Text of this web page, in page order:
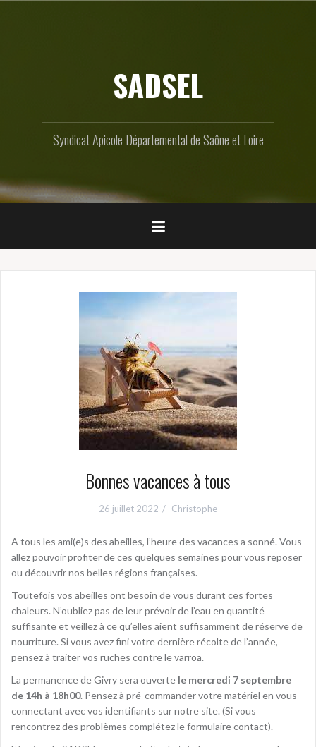
SADSEL
Syndicat Apicole Départemental de Saône et Loire
Bonnes vacances à tous
26 juillet 2022 Christophe
A tous les ami(e)s des abeilles, l’heure des vacances a sonné. Vous
allez pouvoir profiter de ces quelques semaines pour vous reposer
ou découvrir nos belles régions françaises.
Toutefois vos abeilles ont besoin de vous durant ces fortes
chaleurs. N’oubliez pas de leur prévoir de l’eau en quantité
suffisante et veillez à ce qu’elles aient suffisamment de réserve de
nourriture. Si vous avez fini votre dernière récolte de l’année,
pensez à traiter vos ruches contre le varroa.
La permanence de Givry sera ouverte le mercredi 7 septembre
de 14h à 18h00. Pensez à pré-commander votre matériel en vous
connectant avec vos identifiants sur notre site. (Si vous
rencontrez des problèmes complétez le formulaire contact).